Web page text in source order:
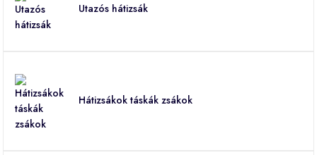
Utazós hátizsák
Hátizsákok táskák zsákok